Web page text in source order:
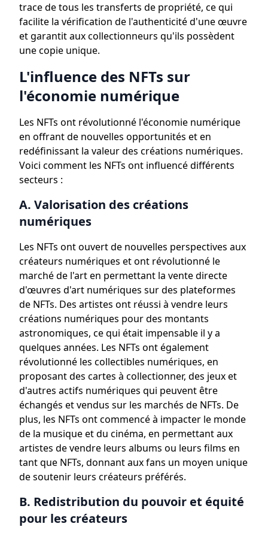
trace de tous les transferts de propriété, ce qui
facilite la vérification de l'authenticité d'une œuvre
et garantit aux collectionneurs qu'ils possèdent
une copie unique.
L'influence des NFTs sur
l'économie numérique
Les NFTs ont révolutionné l'économie numérique
en offrant de nouvelles opportunités et en
redéfinissant la valeur des créations numériques.
Voici comment les NFTs ont influencé différents
secteurs :
A. Valorisation des créations
numériques
Les NFTs ont ouvert de nouvelles perspectives aux
créateurs numériques et ont révolutionné le
marché de l'art en permettant la vente directe
d'œuvres d'art numériques sur des plateformes
de NFTs. Des artistes ont réussi à vendre leurs
créations numériques pour des montants
astronomiques, ce qui était impensable il y a
quelques années. Les NFTs ont également
révolutionné les collectibles numériques, en
proposant des cartes à collectionner, des jeux et
d'autres actifs numériques qui peuvent être
échangés et vendus sur les marchés de NFTs. De
plus, les NFTs ont commencé à impacter le monde
de la musique et du cinéma, en permettant aux
artistes de vendre leurs albums ou leurs films en
tant que NFTs, donnant aux fans un moyen unique
de soutenir leurs créateurs préférés.
B. Redistribution du pouvoir et équité
pour les créateurs